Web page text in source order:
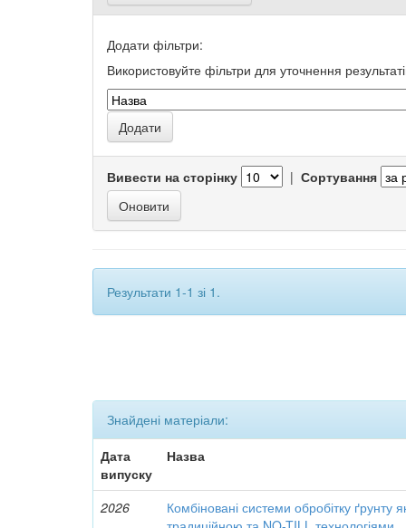
Додати фільтри:
Використовуйте фільтри для уточнення
Вивести на сторінку | Сортування
Результати 1-1 зі 1.
Знайдені матеріали:
Дата
випуску
Назва
2026
Комбіновані системи обробітку ґрунту